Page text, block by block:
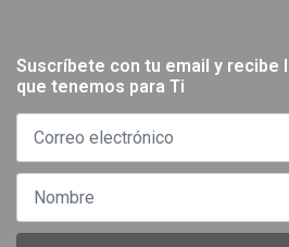
Suscríbete con tu email y recibe
que tenemos para Ti